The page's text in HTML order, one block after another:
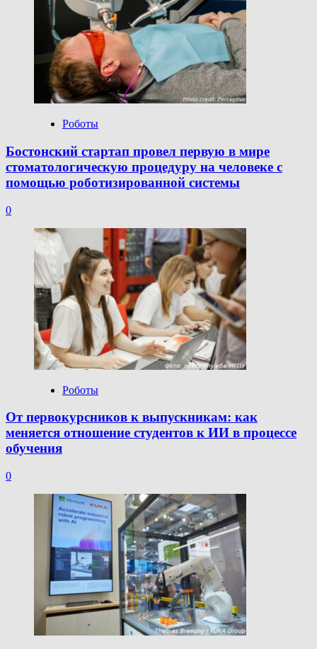
Роботы
Бостонский стартап провел первую в мире
стоматологическую процедуру на человеке с
помощью роботизированной системы
0
Роботы
От первокурсников к выпускникам: как
меняется отношение студентов к ИИ в процессе
обучения
0